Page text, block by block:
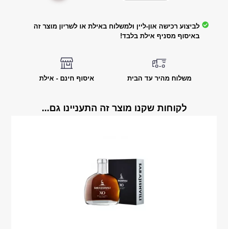
לביצוע רכישה און-ליין ולמשלוח באילת או לשריון מוצר זה
באיסוף מסניף אילת בלבד!
משלוח מהיר עד הבית איסוף חינם - אילת
לקוחות שקנו מוצר זה התעניינו גם...